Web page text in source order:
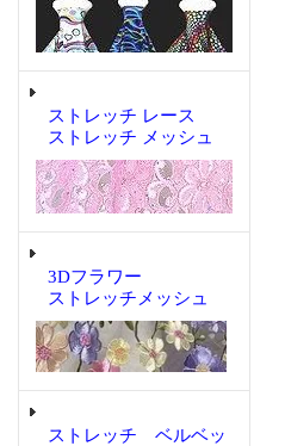
ストレッチ レース
ストレッチ メッシュ
3Dフラワー
ストレッチメッシュ
ストレッチ ベルベッ